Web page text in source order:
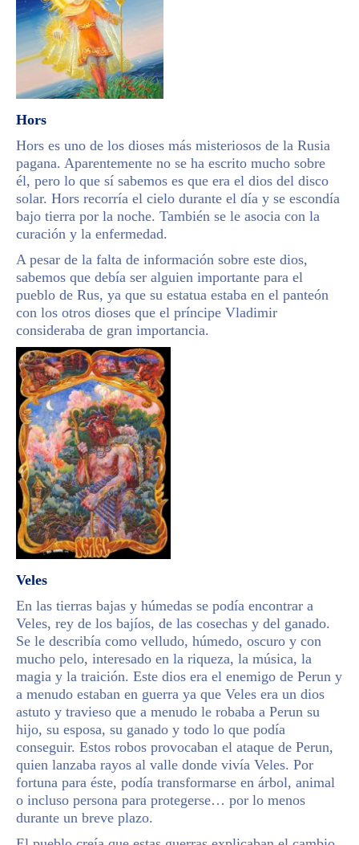
Hors
Hors es uno de los dioses más misteriosos de la Rusia
pagana. Aparentemente no se ha escrito mucho sobre
él, pero lo que sí sabemos es que era el dios del disco
solar. Hors recorría el cielo durante el día y se escondía
bajo tierra por la noche. También se le asocia con la
curación y la enfermedad.
A pesar de la falta de información sobre este dios,
sabemos que debía ser alguien importante para el
pueblo de Rus, ya que su estatua estaba en el panteón
con los otros dioses que el príncipe Vladimir
consideraba de gran importancia.
Veles
En las tierras bajas y húmedas se podía encontrar a
Veles, rey de los bajíos, de las cosechas y del ganado.
Se le describía como velludo, húmedo, oscuro y con
mucho pelo, interesado en la riqueza, la música, la
magia y la traición. Este dios era el enemigo de Perun y
a menudo estaban en guerra ya que Veles era un dios
astuto y travieso que a menudo le robaba a Perun su
hijo, su esposa, su ganado y todo lo que podía
conseguir. Estos robos provocaban el ataque de Perun,
quien lanzaba rayos al valle donde vivía Veles. Por
fortuna para éste, podía transformarse en árbol, animal
o incluso persona para protegerse… por lo menos
durante un breve plazo.